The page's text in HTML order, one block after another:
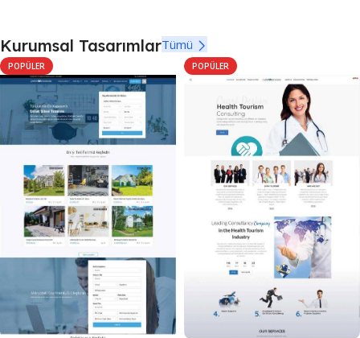
Kurumsal TasarımlarTümü
POPÜLER POPÜLER